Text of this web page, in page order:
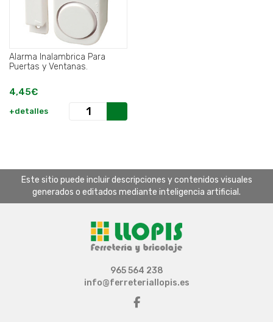
Alarma Inalambrica Para
Puertas y Ventanas.
4,45€
+detalles
Este sitio puede incluir descripciones y contenidos visuales
generados o editados mediante inteligencia artificial.
965 564 238
info@ferreteriallopis.es